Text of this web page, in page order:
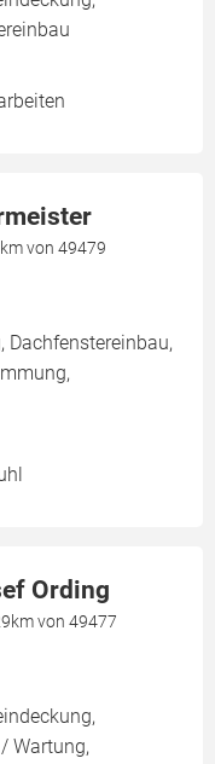
von 49479
Dachfenstereinbau,
Ording
von 49477
Wartung,